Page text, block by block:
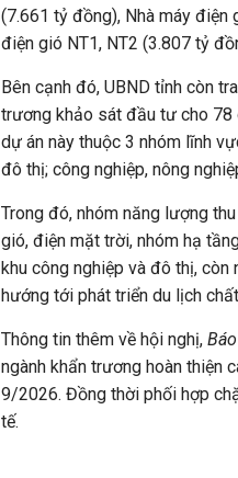
(7.661 tỷ đồng), Nhà máy điện
điện gió NT1, NT2 (3.807 tỷ
Bên cạnh đó, UBND tỉnh còn
trương khảo sát đầu tư cho 78
dự án này thuộc 3 nhóm lĩnh
đô thị; công nghiệp, nông
Trong đó, nhóm năng lượng
gió, điện mặt trời, nhóm hạ
khu công nghiệp và đô thị, còn
hướng tới phát triển du lịch
Thông tin thêm về hội nghị,
ngành khẩn trương hoàn thiện
9/2026. Đồng thời phối hợp
tế.